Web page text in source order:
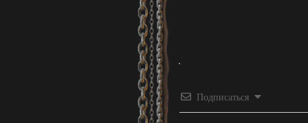
Подписаться